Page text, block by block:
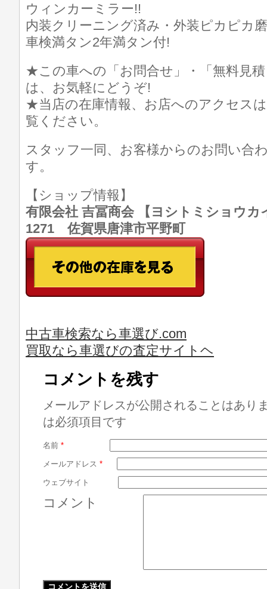
ウィンカーミラー!!
内装クリーニング済み・外装ピカピカ
車検満タン2年満タン付!
★この車への「お問合せ」・「無料見
は、お気軽にどうぞ!
★当店の在庫情報、お店へのアクセス
覧ください。
スタッフ一同、お客様からのお問い合
す。
【ショップ情報】
有限会社 吉冨商会 【ヨシトミショウ
1271 佐賀県唐津市平野町
中古車検索なら車選び.com
買取なら車選びの査定サイトヘ
コメントを残す
メールアドレスが公開されることはあり
は必須項目です
名前 *
メールアドレス *
ウェブサイト
コメント